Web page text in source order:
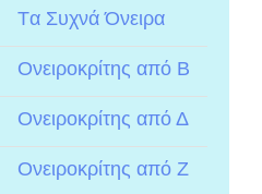
Tα Συχνά Όνειρα
Ονειροκρίτης από Β
Ονειροκρίτης από Δ
Ονειροκρίτης από Ζ